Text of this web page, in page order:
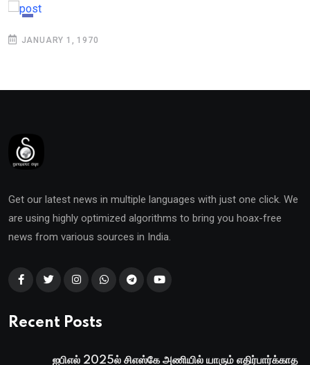
JANUARY 1, 1970
Get our latest news in multiple languages with just one click. We
are using highly optimized algorithms to bring you hoax-free
news from various sources in India.
Recent Posts
ஐபிஎல் 2025ல் சிஎஸ்கே அணியில் யாரும் எதிர்பார்க்காத